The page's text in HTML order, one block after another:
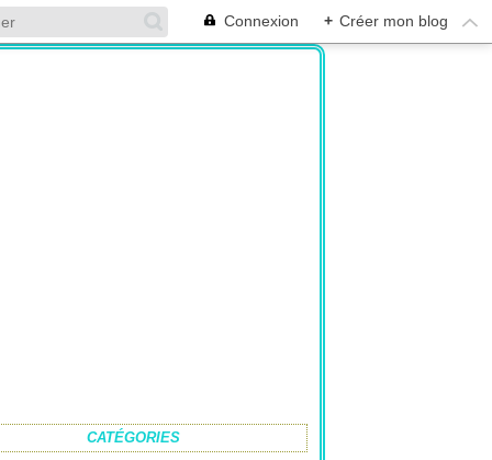
Connexion + Créer mon blog
CATÉGORIES